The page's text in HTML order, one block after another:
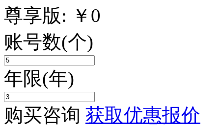
尊享版: ￥ 0
账号数(个)
年限(年)
购买咨询 获取优惠报价